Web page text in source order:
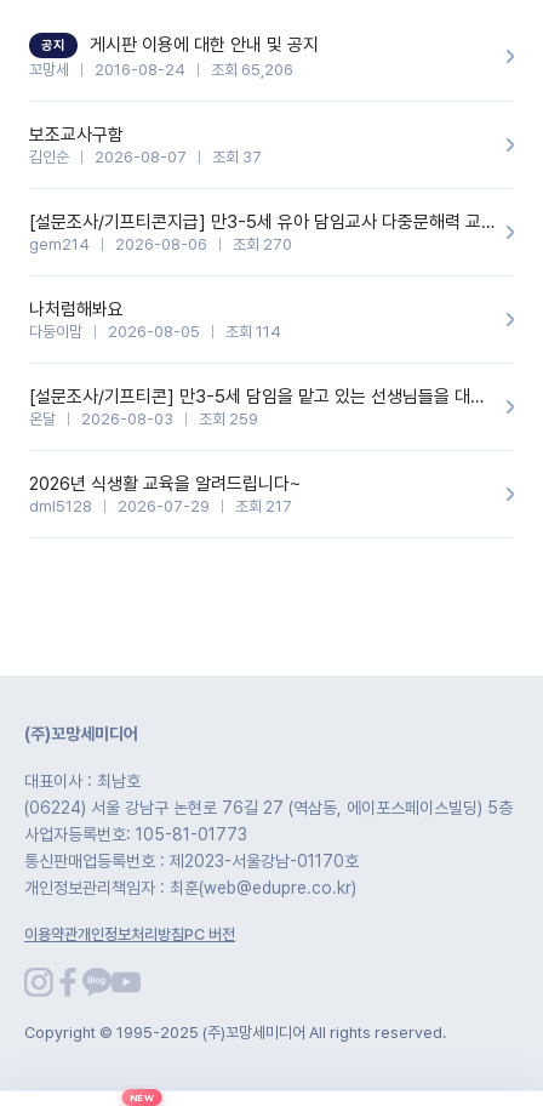
기능을 개발해 주셔서 감사합니다.
공지 게시판 이용에 대한 안내 및 공지
꼬망세 2016-08-24 조회 65,206
보조교사구함
김인순 2026-08-07 조회 37
[설문조사/기프티콘지급] 만3-5세 유아 담임교사 다중문해력 교육 증진을 위한 설문조사
gem214 2026-08-06 조회 270
나처럼해봐요
다둥이맘 2026-08-05 조회 114
[설문조사/기프티콘] 만3-5세 담임을 맡고 있는 선생님들을 대상으로 설문조사를 합니다!
온달 2026-08-03 조회 259
2026년 식생활 교육을 알려드립니다~
dml5128 2026-07-29 조회 217
(주)꼬망세미디어
대표이사 : 최남호
(06224) 서울 강남구 논현로 76길 27 (역삼동, 에이포스페이스빌딩) 5층
사업자등록번호: 105-81-01773
통신판매업등록번호 : 제2023-서울강남-01170호
개인정보관리책임자 : 최훈(web@edupre.co.kr)
이용약관개인정보처리방침PC 버전
Copyright © 1995-2025 (주)꼬망세미디어 All rights reserved.
NEW